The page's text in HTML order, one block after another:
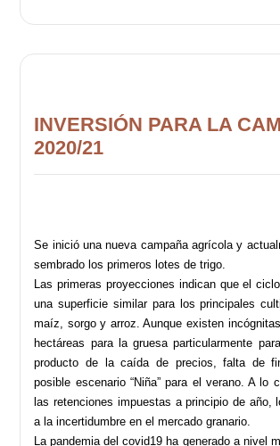
INVERSIÓN PARA LA
2020/21
Se inició una nueva campaña agrícola y
sembrado los primeros lotes de trigo.
Las primeras proyecciones indican que el
una superficie similar para los principales
maíz, sorgo y arroz. Aunque existen
hectáreas para la gruesa particularmente
producto de la caída de precios, falta de
posible escenario “Niña” para el verano. A lo
las retenciones impuestas a principio de año,
a la incertidumbre en el mercado granario.
La pandemia del covid19 ha generado a nivel